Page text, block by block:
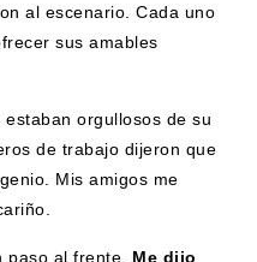
al escenario. Cada uno
sus amables
orgullosos de su
de trabajo dijeron que
Mis amigos me
paso al frente. Me dijo